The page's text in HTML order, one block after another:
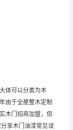
体可以分类为木
由于全屋整木定制
木门招商加盟，但
享木门油漆常见误